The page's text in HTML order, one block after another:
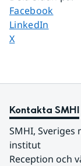
Dela sidan på
Facebook
Dela sidan på
LinkedIn
Dela sidan på
X
Kontakta SMHI
SMHI,
institut
Reception och